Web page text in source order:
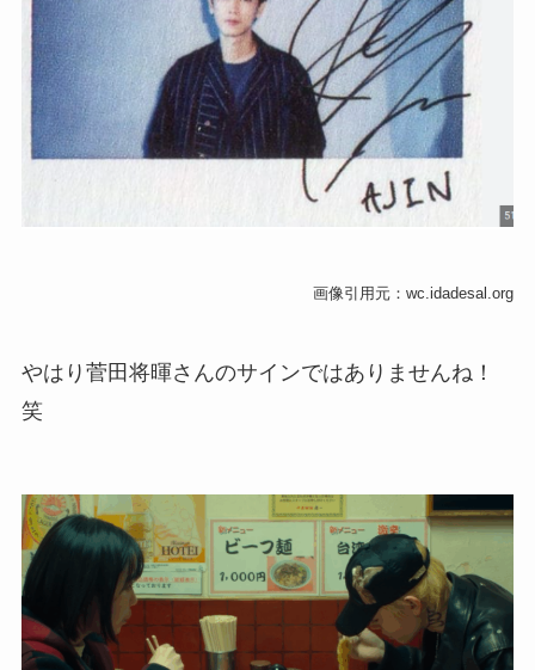
画像引用元：wc.idadesal.org
やはり菅田将暉さんのサインではありませんね！
笑